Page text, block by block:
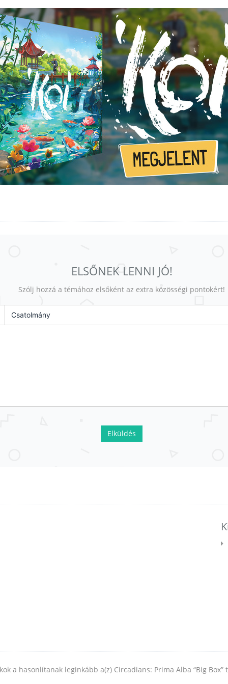
ELSŐNEK LENNI JÓ!
Szólj hozzá a témához elsőként az extra közösségi pontokért!
Csatolmány
Elküldés
a hasonlítanak leginkább a(z) Circadians: Prima Alba “Big Box”